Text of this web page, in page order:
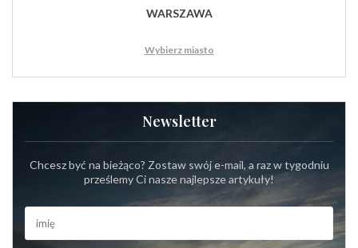
WARSZAWA
Wybierz miasto
Newsletter
Chcesz być na bieżąco? Zostaw swój e-mail, a raz w tygodniu
prześlemy Ci nasze najlepsze artykuły!